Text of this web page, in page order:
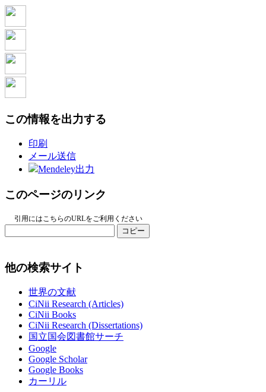
この情報を出力する
印刷
メール送信
Mendeley出力
このページのリンク
引用にはこちらのURLをご利用ください
コピー
他の検索サイト
世界の文献
CiNii Research (Articles)
CiNii Books
CiNii Research (Dissertations)
国立国会図書館サーチ
Google
Google Scholar
Google Books
カーリル